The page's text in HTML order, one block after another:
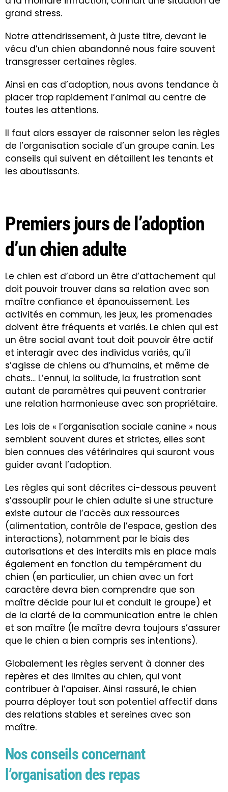
grand stress.
Notre attendrissement, à juste titre, devant le
vécu d’un chien abandonné nous faire souvent
transgresser certaines règles.
Ainsi en cas d’adoption, nous avons tendance à
placer trop rapidement l’animal au centre de
toutes les attentions.
Il faut alors essayer de raisonner selon les règles
de l’organisation sociale d’un groupe canin. Les
conseils qui suivent en détaillent les tenants et
les aboutissants.
Premiers jours de l’adoption
d’un chien adulte
Le chien est d’abord un être d’attachement qui
doit pouvoir trouver dans sa relation avec son
maître confiance et épanouissement. Les
activités en commun, les jeux, les promenades
doivent être fréquents et variés. Le chien qui est
un être social avant tout doit pouvoir être actif
et interagir avec des individus variés, qu’il
s’agisse de chiens ou d’humains, et même de
chats… L’ennui, la solitude, la frustration sont
autant de paramètres qui peuvent contrarier
une relation harmonieuse avec son propriétaire.
Les lois de « l’organisation sociale canine » nous
semblent souvent dures et strictes, elles sont
bien connues des vétérinaires qui sauront vous
guider avant l’adoption.
Les règles qui sont décrites ci-dessous peuvent
s’assouplir pour le chien adulte si une structure
existe autour de l’accès aux ressources
(alimentation, contrôle de l’espace, gestion des
interactions), notamment par le biais des
autorisations et des interdits mis en place mais
également en fonction du tempérament du
chien (en particulier, un chien avec un fort
caractère devra bien comprendre que son
maître décide pour lui et conduit le groupe) et
de la clarté de la communication entre le chien
et son maître (le maître devra toujours s’assurer
que le chien a bien compris ses intentions).
Globalement les règles servent à donner des
repères et des limites au chien, qui vont
contribuer à l’apaiser. Ainsi rassuré, le chien
pourra déployer tout son potentiel affectif dans
des relations stables et sereines avec son
maître.
Nos conseils concernant
l’organisation des repas